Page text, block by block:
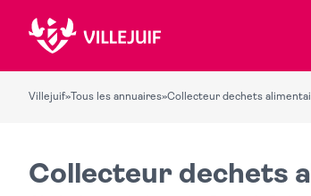
Villejuif» Tous les annuaires»Collecteur dechets
Collecteur dechets